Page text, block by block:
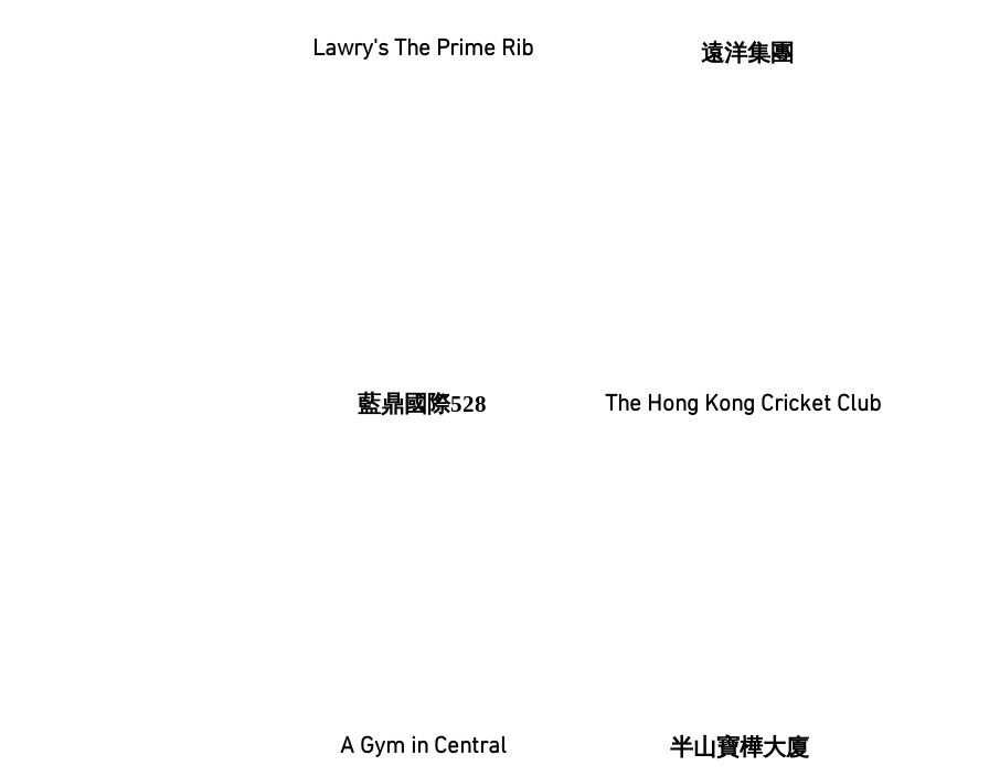
Lawry's The Prime Rib
藍鼎國際528
A Gym in Central
遠洋集團
The Hong Kong Cricket Club
半山寶樺大廈